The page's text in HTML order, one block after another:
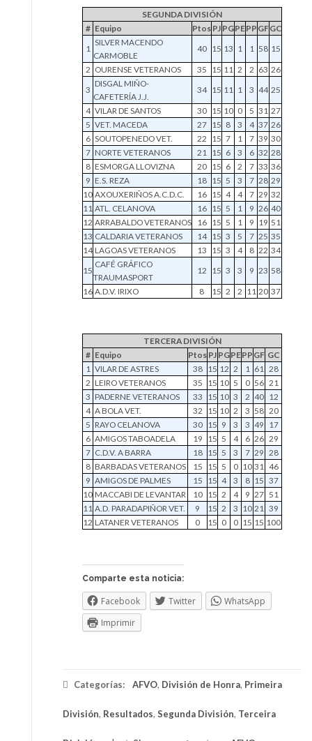
SEGUNDA DIVISIÓN
# Equipo Ptos PJ PGPEPP GFGC
1
SILVER MACENDO
CARMOBLE
40 15 13 1 1 58 15
2 OURENSE VETERANOS 35 15 11 2 2 63 26
3
DISGAL MIÑO-
CAFETERÍA J.J.
34 15 11 1 3 44 25
4 VILAR DE SANTOS 30 15 10 0 5 31 27
5 VET. MACEDA 27 15 8 3 4 37 26
6 SOUTOPENEDO VET. 22 15 7 1 7 39 30
7 NORTE VETERANOS 21 15 6 3 6 32 28
8 ESMORGA LLOVIZNA 20 15 6 2 7 33 36
9 E.S. REZA 18 15 5 3 7 28 29
10 AXOUXERIÑOS A.C.D.C. 16 15 4 4 7 29 32
11 ATL. CELANOVA 16 15 5 1 9 26 40
12 ARRABALDO VETERANOS 16 15 5 1 9 19 51
13 CALDARIA VETERANOS 14 15 3 5 7 25 35
14 LAGOAS VETERANOS 13 15 3 4 8 22 34
15
CAFÉ GRÁFICO
TRAUMASPORT
12 15 3 3 9 23 58
16 A.D.V. IRIXO 8 15 2 2 11 20 37
TERCERA DIVISIÓN
# Equipo Ptos PJ PGPEPP GF GC
1 VILAR DE ASTRES 38 15 12 2 1 61 28
2 LEIRO VETERANOS 35 15 10 5 0 56 21
3 PADERNE VETERANOS 33 15 10 3 2 40 12
4 A BOLA VET. 32 15 10 2 3 58 20
5 RAYO CELANOVA 30 15 9 3 3 49 17
6 AMIGOS TABOADELA 19 15 5 4 6 26 29
7 C.D.V. A BARRA 18 15 5 3 7 29 28
8 BARBADAS VETERANOS 15 15 5 0 10 31 46
9 AMIGOS DE PALMES 15 15 4 3 8 15 37
10 MACCABI DE LEVANTAR 10 15 2 4 9 27 51
11 A.D. PARADAPIÑOR VET. 9 15 2 3 10 21 39
12 LATANER VETERANOS 0 15 0 0 15 15 100
Comparte esta noticia:
Facebook Twitter
WhatsApp
Imprimir
Categorías: AFVO, División de Honra, Primeira
División, Resultados, Segunda División, Terceira